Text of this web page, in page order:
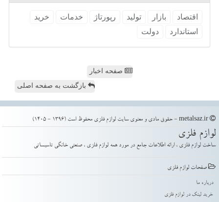
اقتصاد بازار تولید رپورتاژ خدمات
خرید
استاندارد
دولت
صفحه اخبار
بازگشت به صفحه اصلی
لوازم فلزی
ساخت لوازم فلزی ، ارائه اطلاعات جامع در مورد همه لوازم فلزی ، صنعتی خانگی تاسیساتی
صفحات لوازم فلزی
درباره ما
خرید لینک در لوازم فلزی